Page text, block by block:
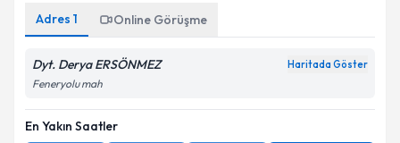
Adres 1 Online Görüşme
Dyt. Derya ERSÖNMEZ Haritada Göster
Feneryolu mah
En Yakın Saatler